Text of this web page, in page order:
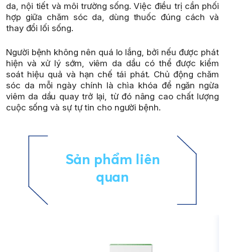
da, nội tiết và môi trường sống. Việc điều trị cần phối
hợp giữa chăm sóc da, dùng thuốc đúng cách và
thay đổi lối sống.
Người bệnh không nên quá lo lắng, bởi nếu được phát
hiện và xử lý sớm, viêm da dầu có thể được kiểm
soát hiệu quả và hạn chế tái phát. Chủ động chăm
sóc da mỗi ngày chính là chìa khóa để ngăn ngừa
viêm da dầu quay trở lại, từ đó nâng cao chất lượng
cuộc sống và sự tự tin cho người bệnh.
Sản phẩm liên
quan